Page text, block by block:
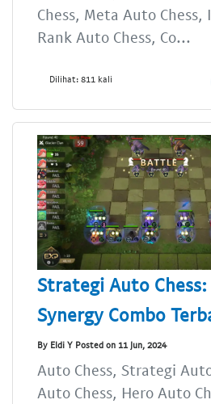
Chess, Meta Auto Chess,
Rank Auto Chess, Co...
Dilihat: 811 kali
Strategi Auto
Synergy Combo
By Eldi Y Posted on 11 Jun, 2024
Auto Chess, Strategi
Auto Chess, Hero Auto